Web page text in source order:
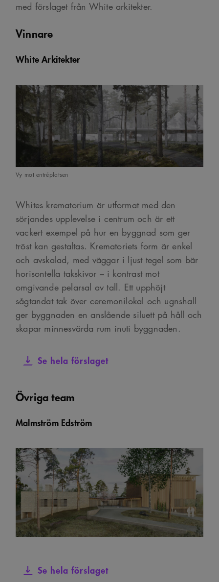
med förslaget från White arkitekter.
Vinnare
White Arkitekter
Vy mot entréplatsen
Whites krematorium är utformat med den
sörjandes upplevelse i centrum och är ett
vackert exempel på hur en byggnad som ger
tröst kan gestaltas. Krematoriets form är enkel
och avskalad, med väggar i ljust tegel som bär
horisontella takskivor – i kontrast mot
omgivande pelarsal av tall. Ett upphöjt
sågtandat tak över ceremonilokal och ugnshall
ger byggnaden en anslående siluett på håll och
skapar minnesvärda rum inuti byggnaden.
Se hela förslaget
Övriga team
Malmström Edström
Se hela förslaget